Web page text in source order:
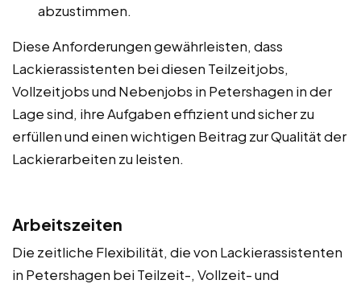
abzustimmen.
Diese Anforderungen gewährleisten, dass
Lackierassistenten bei diesen Teilzeitjobs,
Vollzeitjobs und Nebenjobs in Petershagen in der
Lage sind, ihre Aufgaben effizient und sicher zu
erfüllen und einen wichtigen Beitrag zur Qualität der
Lackierarbeiten zu leisten.
Arbeitszeiten
Die zeitliche Flexibilität, die von Lackierassistenten
in Petershagen bei Teilzeit-, Vollzeit- und